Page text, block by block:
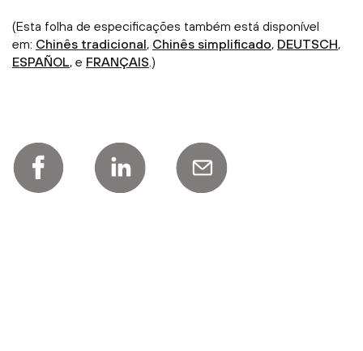
(Esta folha de especificações também está disponível
em: Chinês tradicional, Chinês simplificado, DEUTSCH,
ESPAÑOL, e FRANÇAIS .)